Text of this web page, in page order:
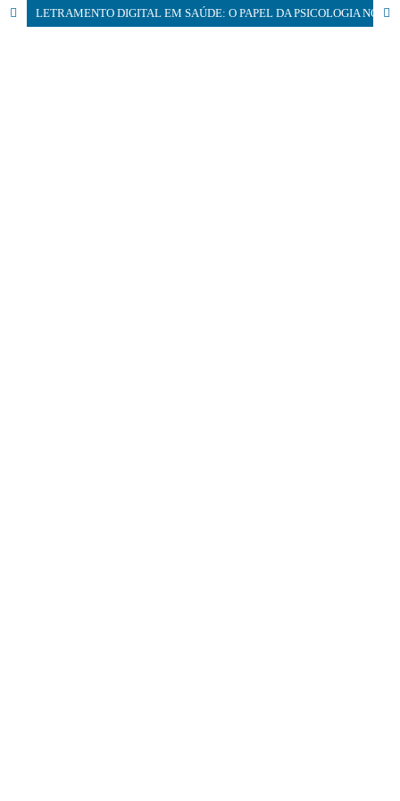
LETRAMENTO DIGITAL EM SAÚDE: O PAPEL DA PSICOLOGIA NO SUS PARA PROMOÇÃO DE SAÚDE, AUTONOMIA E TRANSFORMAÇÃO SOCIAL